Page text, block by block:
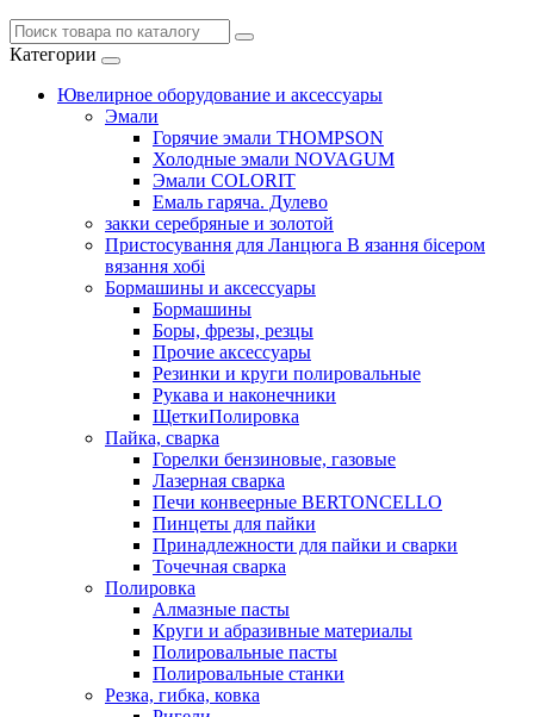
Категории
Ювелирное оборудование и аксессуары
Эмали
Горячие эмали THOMPSON
Холодные эмали NOVAGUM
Эмали COLORIT
Емаль гаряча. Дулево
закки серебряные и золотой
Пристосування для Ланцюга В язання бісером
вязання хобі
Бормашины и аксессуары
Бормашины
Боры, фрезы, резцы
Прочие аксессуары
Резинки и круги полировальные
Рукава и наконечники
ЩеткиПолировка
Пайка, сварка
Горелки бензиновые, газовые
Лазерная сварка
Печи конвеерные BERTONCELLO
Пинцеты для пайки
Принадлежности для пайки и сварки
Точечная сварка
Полировка
Алмазные пасты
Круги и абразивные материалы
Полировальные пасты
Полировальные станки
Резка, гибка, ковка